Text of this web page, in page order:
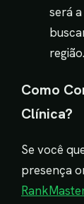
será
região.
Como
Clínica?
Se você
presença
RankMaster